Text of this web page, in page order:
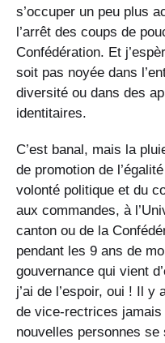
s’occuper un peu plus
l’arrêt des coups de
Confédération. Et
soit pas noyée dans
diversité ou dans des
identitaires.
C’est banal, mais la
de promotion de
volonté politique et du
aux commandes, à
canton ou de la
pendant les 9 ans de
gouvernance qui vient
j’ai de l’espoir, oui ! Il y
de vice-rectrices jamais
nouvelles personnes se